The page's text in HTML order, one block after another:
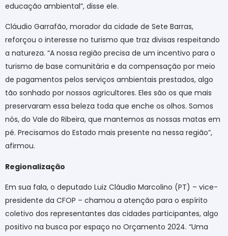
educação ambiental”, disse ele.
Cláudio Garrafão, morador da cidade de Sete Barras,
reforçou o interesse no turismo que traz divisas respeitando
a natureza. “A nossa região precisa de um incentivo para o
turismo de base comunitária e da compensação por meio
de pagamentos pelos serviços ambientais prestados, algo
tão sonhado por nossos agricultores. Eles são os que mais
preservaram essa beleza toda que enche os olhos. Somos
nós, do Vale do Ribeira, que mantemos as nossas matas em
pé. Precisamos do Estado mais presente na nessa região”,
afirmou.
Regionalização
Em sua fala, o deputado Luiz Cláudio Marcolino (PT) – vice-
presidente da CFOP – chamou a atenção para o espírito
coletivo dos representantes das cidades participantes, algo
positivo na busca por espaço no Orçamento 2024. “Uma